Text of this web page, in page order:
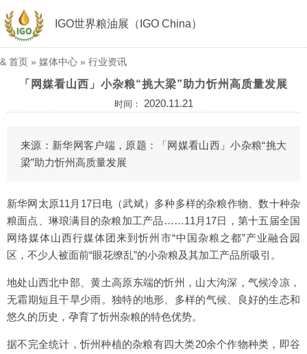
IGO世界粮油展（IGO China）
& 首页 » 媒体中心 » 行业资讯
「网媒看山西」小杂粮“挑大梁”助力忻州高质量发展
时间： 2020.11.21
来源：新华网客户端，原题：「网媒看山西」小杂粮“挑大
梁”助力忻州高质量发展
新华网太原11月17日电（武斌）多种多样的杂粮作物、数十种杂
粮面点、琳琅满目的杂粮加工产品……11月17日，第十五届全国
网络媒体山西行媒体团来到忻州市“中国杂粮之都”产业融合园
区，不少人被面前“眼花缭乱”的小杂粮及其加工产品所吸引。
地处山西北中部、黄土高原东端的忻州，山大沟深，气候冷凉，
无霜期短且干旱少雨。独特的地形、多样的气候、良好的生态和
悠久的历史，孕育了忻州杂粮的特色优势。
据不完全统计，忻州种植的杂粮有四大类20余个作物种类，即谷